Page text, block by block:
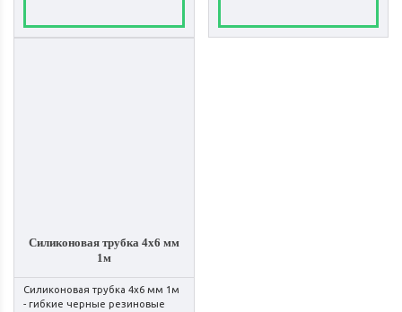
Силиконовая трубка 4x6 мм
1м
Силиконовая трубка 4x6 мм 1м
- гибкие черные резиновые